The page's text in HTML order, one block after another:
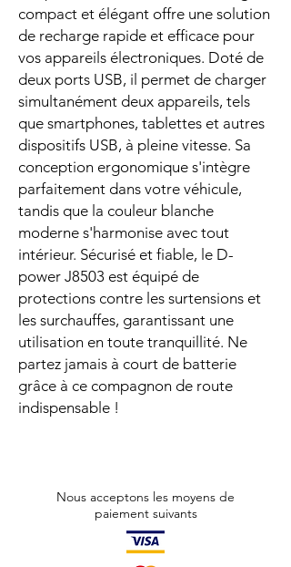
compact et élégant offre une solution
de recharge rapide et efficace pour
vos appareils électroniques. Doté de
deux ports USB, il permet de charger
simultanément deux appareils, tels
que smartphones, tablettes et autres
dispositifs USB, à pleine vitesse. Sa
conception ergonomique s'intègre
parfaitement dans votre véhicule,
tandis que la couleur blanche
moderne s'harmonise avec tout
intérieur. Sécurisé et fiable, le D-
power J8503 est équipé de
protections contre les surtensions et
les surchauffes, garantissant une
utilisation en toute tranquillité. Ne
partez jamais à court de batterie
grâce à ce compagnon de route
indispensable !
Nous acceptons les moyens de
paiement suivants